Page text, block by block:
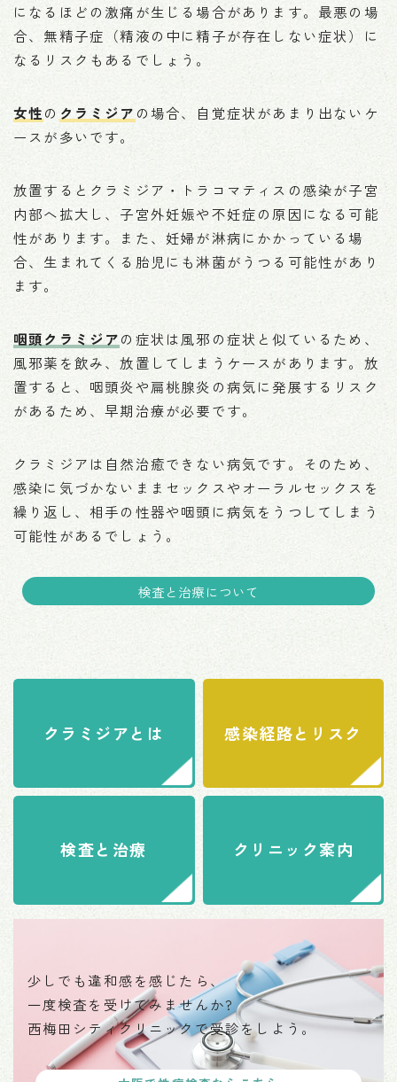
になるほどの激痛が生じる場合があります。最悪の場
合、無精子症（精液の中に精子が存在しない症状）に
なるリスクもあるでしょう。
女性の クラミジア の場合、自覚症状があまり出ないケ
ースが多いです。
放置するとクラミジア・トラコマティスの感染が子宮
内部へ拡大し、子宮外妊娠や不妊症の原因になる可能
性があります。また、妊婦が淋病にかかっている場
合、生まれてくる胎児にも淋菌がうつる可能性があり
ます。
咽頭クラミジアの症状は風邪の症状と似ているため、
風邪薬を飲み、放置してしまうケースがあります。放
置すると、咽頭炎や扁桃腺炎の病気に発展するリスク
があるため、早期治療が必要です。
クラミジアは自然治癒できない病気です。そのため、
感染に気づかないままセックスやオーラルセックスを
繰り返し、相手の性器や咽頭に病気をうつしてしまう
可能性があるでしょう。
検査と治療について
クラミジアとは 感染経路とリスク
検査と治療 クリニック案内
少しでも違和感を感じたら、
一度検査を受けてみませんか?
西梅田シティクリニックで受診をしよう。